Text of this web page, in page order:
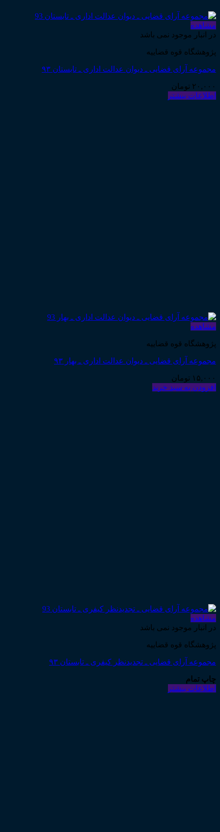
مشاهده
در انبار موجود نمی باشد
پژوهشگاه قوه قضاییه
مجموعه آرای قضایی ـ دیوان عدالت اداری ـ تابستان ۹۳
۲۰,۰۰۰ تومان
اطلاعات بیشتر
مشاهده
پژوهشگاه قوه قضاییه
مجموعه آرای قضایی ـ دیوان عدالت اداری ـ بهار ۹۳
۱۵,۰۰۰ تومان
افزودن به سبد خرید
مشاهده
در انبار موجود نمی باشد
پژوهشگاه قوه قضاییه
مجموعه آرای قضایی ـ تجدیدنظر کیفری ـ تابستان ۹۳
چاپ تمام
اطلاعات بیشتر